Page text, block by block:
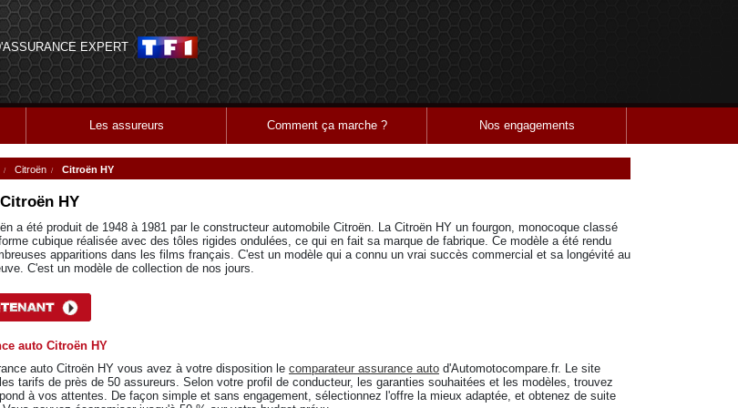
EXPERT
Les assureurs Comment ça marche ? Nos engagements
Citroën Citroën HY
Citroën HY
a été produit de 1948 à 1981 par le constructeur automobile Citroën. La Citroën HY un fourgon, monocoque classé
cubique réalisée avec des tôles rigides ondulées, ce qui en fait sa marque de fabrique. Ce modèle a été rendu
apparitions dans les films français. C'est un modèle qui a connu un vrai succès commercial et sa longévité au
C'est un modèle de collection de nos jours.
auto Citroën HY
auto Citroën HY vous avez à votre disposition le comparateur assurance auto d'Automotocompare.fr. Le site
tarifs de près de 50 assureurs. Selon votre profil de conducteur, les garanties souhaitées et les modèles, trouvez
à vos attentes. De façon simple et sans engagement, sélectionnez l'offre la mieux adaptée, et obtenez de suite